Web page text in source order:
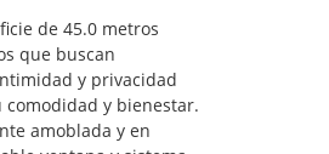
de 45.0 metros
que buscan
y privacidad
comodidad y bienestar.
amoblada y en